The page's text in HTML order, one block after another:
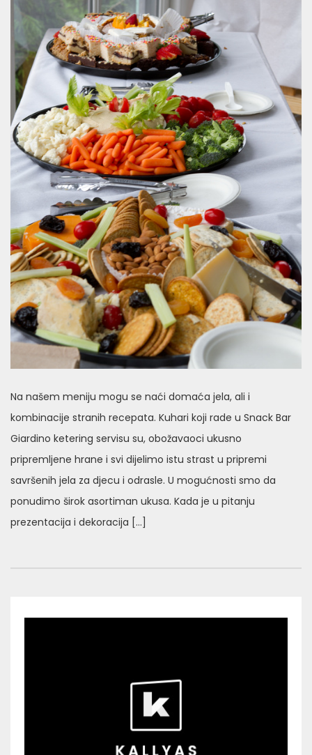
Na našem meniju mogu se naći domaća jela, ali i
kombinacije stranih recepata. Kuhari koji rade u Snack Bar
Giardino ketering servisu su, obožavaoci ukusno
pripremljene hrane i svi dijelimo istu strast u pripremi
savršenih jela za djecu i odrasle. U mogućnosti smo da
ponudimo širok asortiman ukusa. Kada je u pitanju
prezentacija i dekoracija […]